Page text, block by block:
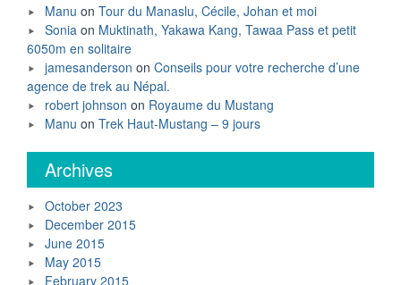
Manu on Tour du Manaslu, Cécile, Johan et moi
Sonia on Muktinath, Yakawa Kang, Tawaa Pass et petit
6050m en solitaire
jamesanderson on Conseils pour votre recherche d’une
agence de trek au Népal.
robert johnson on Royaume du Mustang
Manu on Trek Haut-Mustang – 9 jours
Archives
October 2023
December 2015
June 2015
May 2015
February 2015